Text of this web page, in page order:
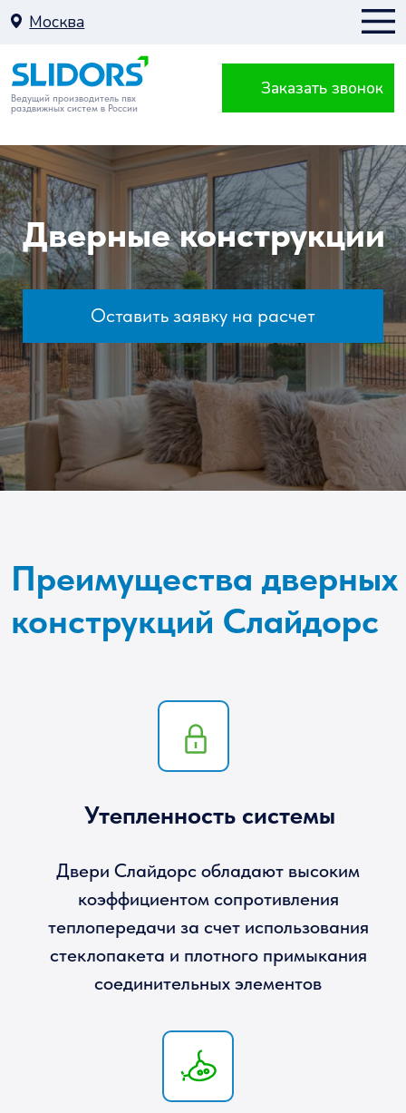
Москва
Ведущий производитель пвх
раздвижных систем в России
Дверные конструкции
Оставить заявку на расчет
Двери Слайдорс обладают высоким
коэффициентом сопротивления
теплопередачи за счет использования
стеклопакета и плотного примыкания
Преимущества дверных
конструкций Слайдорс
Можно выбрать коробку шириной 58 мм
оконными системами для закрытия проема
Совместимость с оконными
системами